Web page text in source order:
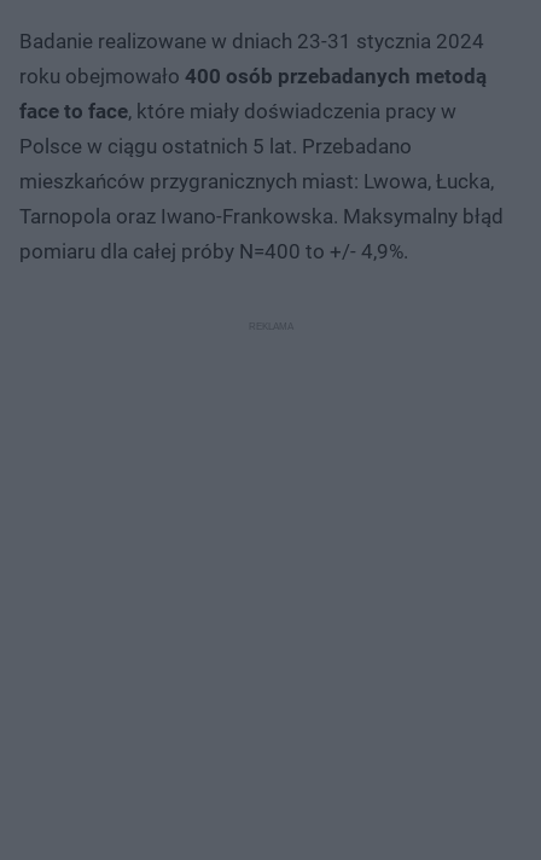
Badanie realizowane w dniach 23-31 stycznia 2024
roku obejmowało 400 osób przebadanych metodą
face to face, które miały doświadczenia pracy w
Polsce w ciągu ostatnich 5 lat. Przebadano
mieszkańców przygranicznych miast: Lwowa, Łucka,
Tarnopola oraz Iwano-Frankowska. Maksymalny błąd
pomiaru dla całej próby N=400 to +/- 4,9%.